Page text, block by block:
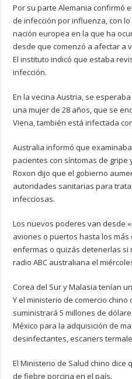
Por su parte Alemania confirmó
de infección por influenza, con
nación europea en la que ha
desde que comenzó a afectar a
El instituto indicó que estaba
infección.
En la vecina Austria, se
una mujer de 28 años, que se
Viena, también está infectada
Australia informó que
pacientes con síntomas de gripe
Roxon dijo que el gobierno
autoridades sanitarias para
infecciosas.
Los nuevos poderes van desde
aviones o puertos hasta los
enfermas o quizás detenerlas si
radio ABC australiana el
Corea del Sur y Malasia tenían
Y el ministerio de comercio
suministrará 5 millones de
México para la adquisición de
desinfectantes, escaners
El Ministerio de Salud chino dice
de fiebre porcina en el país.